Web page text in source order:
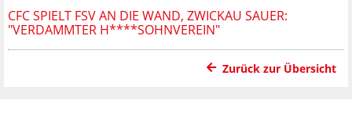
CFC SPIELT FSV AN DIE WAND, ZWICKAU SAUER:
"VERDAMMTER H****SOHNVEREIN"
Zurück zur Übersicht